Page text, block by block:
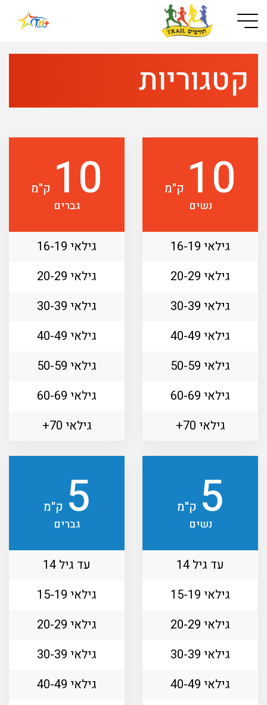
Button used only for devices with a small screen
קטגוריות
10 ק"מ
נשים
גילאי 16-19
גילאי 20-29
גילאי 30-39
גילאי 40-49
גילאי 50-59
גילאי 60-69
גילאי 70+
10 ק"מ
גברים
גילאי 16-19
גילאי 20-29
גילאי 30-39
גילאי 40-49
גילאי 50-59
גילאי 60-69
גילאי 70+
5 ק"מ
נשים
עד גיל 14
גילאי 15-19
גילאי 20-29
גילאי 30-39
גילאי 40-49
5 ק"מ
גברים
עד גיל 14
גילאי 15-19
גילאי 20-29
גילאי 30-39
גילאי 40-49